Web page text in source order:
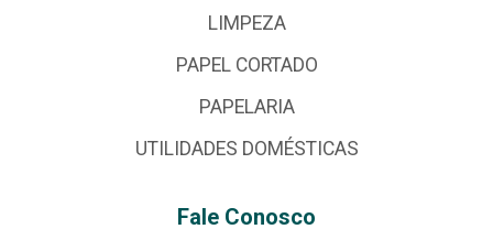
LIMPEZA
PAPEL CORTADO
PAPELARIA
UTILIDADES DOMÉSTICAS
Fale Conosco